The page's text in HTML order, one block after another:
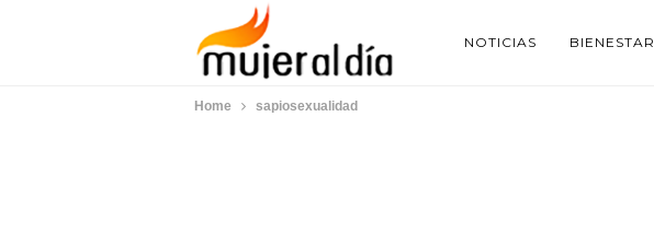
NOTICIAS BIENESTAR
Home sapiosexualidad